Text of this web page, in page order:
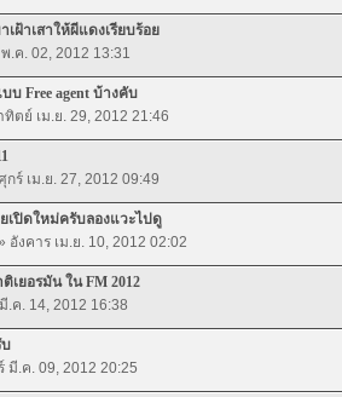
เฝ้าเสาให้ผีแดงเรียบร้อย
.ค. 02, 2012 13:31
บ Free agent บ้างคับ
ทิตย์ เม.ย. 29, 2012 21:46
กร์ เม.ย. 27, 2012 09:49
ยเปิดใหม่ครับลองแวะไปดู
อังคาร เม.ย. 10, 2012 02:02
เยอรมัน ใน FM 2012
.ค. 14, 2012 16:38
บ
มี.ค. 09, 2012 20:25